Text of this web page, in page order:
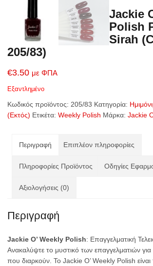
Jackie
Polish
Sirah
205/83)
€3.50 με ΦΠΑ
Εξαντλημένο
Κωδικός προϊόντος: 205/83 Κατηγορία:
(Εκτός) Ετικέτα: Weekly Polish Μάρκα: Jackie
Περιγραφή Επιπλέον πληροφορίες
Πληροφορίες Προϊόντος Οδηγίες
Αξιολογήσεις (0)
Περιγραφή
Jackie O’ Weekly Polish: Επαγγελματική
Ανακαλύψτε το μυστικό των επαγγελματιών για
που διαρκούν. Το Jackie O’ Weekly Polish είναι